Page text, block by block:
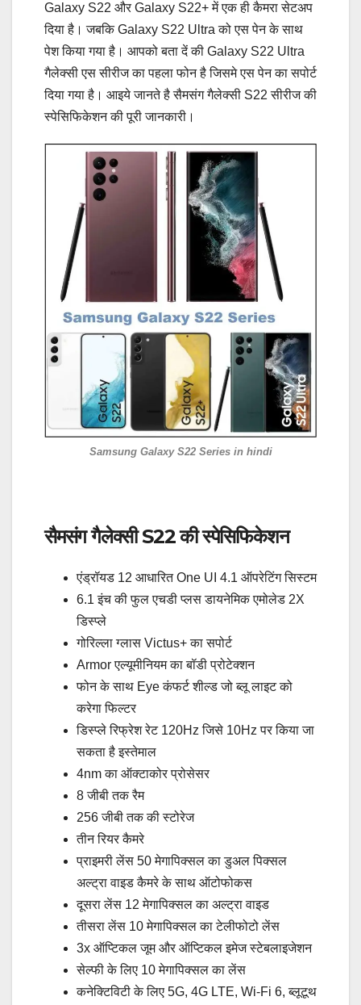
Galaxy S22 और Galaxy S22+ में एक ही कैमरा सेटअप
दिया है। जबकि Galaxy S22 Ultra को एस पेन के साथ
पेश किया गया है। आपको बता दें की Galaxy S22 Ultra
गैलेक्सी एस सीरीज का पहला फोन है जिसमे एस पेन का सपोर्ट
दिया गया है। आइये जानते है सैमसंग गैलेक्सी S22 सीरीज की
स्पेसिफिकेशन की पूरी जानकारी।
Samsung Galaxy S22 Series in hindi
सैमसंग गैलेक्सी S22 की स्पेसिफिकेशन
एंड्रॉयड 12 आधारित One UI 4.1 ऑपरेटिंग सिस्टम
6.1 इंच की फुल एचडी प्लस डायनेमिक एमोलेड 2X
डिस्प्ले
गोरिल्ला ग्लास Victus+ का सपोर्ट
Armor एल्यूमीनियम का बॉडी प्रोटेक्शन
फोन के साथ Eye कंफर्ट शील्ड जो ब्लू लाइट को
करेगा फिल्टर
डिस्प्ले रिफ्रेश रेट 120Hz जिसे 10Hz पर किया जा
सकता है इस्तेमाल
4nm का ऑक्टाकोर प्रोसेसर
8 जीबी तक रैम
256 जीबी तक की स्टोरेज
तीन रियर कैमरे
प्राइमरी लेंस 50 मेगापिक्सल का डुअल पिक्सल
अल्ट्रा वाइड कैमरे के साथ ऑटोफोकस
दूसरा लेंस 12 मेगापिक्सल का अल्ट्रा वाइड
तीसरा लेंस 10 मेगापिक्सल का टेलीफोटो लेंस
3x ऑप्टिकल जूम और ऑप्टिकल इमेज स्टेबलाइजेशन
सेल्फी के लिए 10 मेगापिक्सल का लेंस
कनेक्टिविटी के लिए 5G, 4G LTE, Wi-Fi 6, ब्लूटूथ